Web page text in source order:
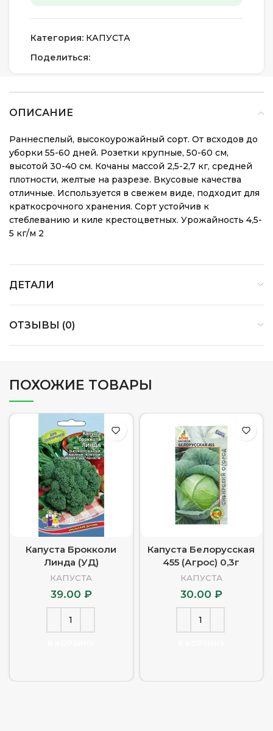
Категория: КАПУСТА
Поделиться:
ОПИСАНИЕ
Раннеспелый, высокоурожайный сорт. От всходов до
уборки 55-60 дней. Розетки крупные, 50-60 см,
высотой 30-40 см. Кочаны массой 2,5-2,7 кг, средней
плотности, желтые на разрезе. Вкусовые качества
отличные. Используется в свежем виде, подходит для
краткосрочного хранения. Сорт устойчив к
стеблеванию и киле крестоцветных. Урожайность 4,5-
5 кг/м 2
ДЕТАЛИ
ОТЗЫВЫ (0)
ПОХОЖИЕ ТОВАРЫ
Капуста Брокколи
Линда (УД)
КАПУСТА
39.00 ₽
Капуста Белорусская
455 (Агрос) 0,3г
КАПУСТА
30.00 ₽